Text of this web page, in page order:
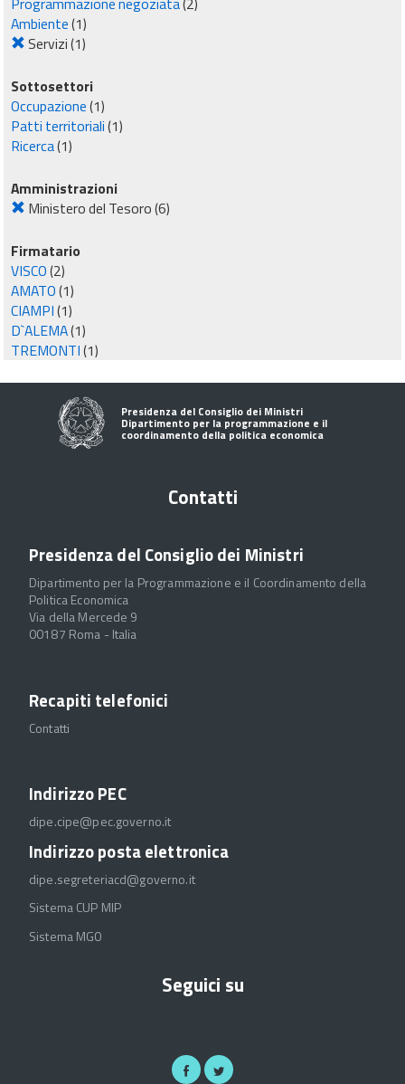
Ambiente(1)
Servizi(1)
Sottosettori
Occupazione(1)
Patti territoriali(1)
Ricerca(1)
Amministrazioni
Ministero del Tesoro(6)
Firmatario
VISCO(2)
AMATO(1)
CIAMPI(1)
D`ALEMA(1)
TREMONTI(1)
Presidenza del Consiglio dei Ministri
Dipartimento per la programmazione e il
coordinamento della politica economica
Contatti
Presidenza del Consiglio dei Ministri
Dipartimento per la Programmazione e il Coordinamento della
Politica Economica
Via della Mercede 9
00187 Roma - Italia
Recapiti telefonici
Contatti
Indirizzo PEC
dipe.cipe@pec.governo.it
Indirizzo posta elettronica
dipe.segreteriacd@governo.it
Sistema CUP MIP
Sistema MGO
Seguici su